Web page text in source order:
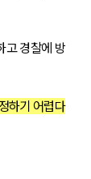
고 경찰에 방
하기 어렵다